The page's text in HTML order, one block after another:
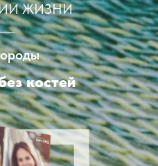
ЖИЗНИ
костей